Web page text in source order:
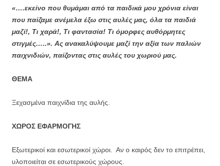
«….εκείνο που θυμάμαι από τα παιδικά μου χρόνια είναι
που παίζαμε ανέμελα έξω στις αυλές μας, όλα τα παιδιά
μαζί!, Τι χαρά!, Τι φαντασία! Τι όμορφες αυθόρμητες
στιγμές…..». Ας ανακαλύψουμε μαζί την αξία των παλιών
παιχνιδιών, παίζοντας στις αυλές του χωριού μας.
ΘΕΜΑ
Ξεχασμένα παιχνίδια της αυλής.
ΧΩΡΟΣ ΕΦΑΡΜΟΓΗΣ
Εξωτερικοί και εσωτερικοί χώροι. Αν ο καιρός δεν το επιτρέπει,
υλοποιείται σε εσωτερικούς χώρους.